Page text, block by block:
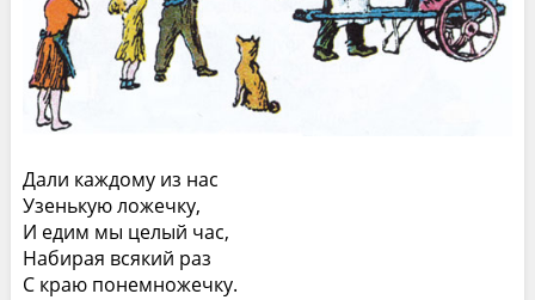
Дали каждому из нас
Узенькую ложечку,
И едим мы целый час,
Набирая всякий раз
С краю понемножечку.